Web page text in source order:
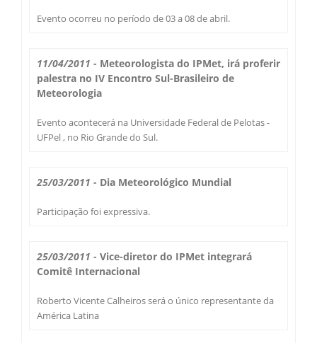
Evento ocorreu no período de 03 a 08 de abril.
11/04/2011 - Meteorologista do IPMet, irá proferir
palestra no IV Encontro Sul-Brasileiro de
Meteorologia
Evento acontecerá na Universidade Federal de Pelotas -
UFPel , no Rio Grande do Sul.
25/03/2011 - Dia Meteorológico Mundial
Participação foi expressiva.
25/03/2011 - Vice-diretor do IPMet integrará
Comitê Internacional
Roberto Vicente Calheiros será o único representante da
América Latina